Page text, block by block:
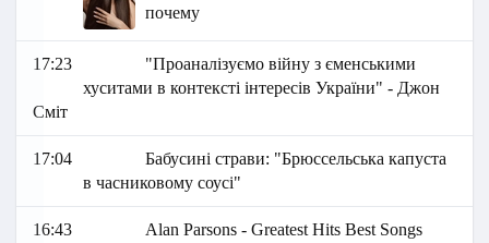
почему
17:23
"Проаналізуємо війну з єменськими
хуситами в контексті інтересів України" - Джон
Сміт
17:04
Бабусині страви: "Брюссельська капуста
в часниковому соусі"
16:43 Alan Parsons - Greatest Hits Best Songs